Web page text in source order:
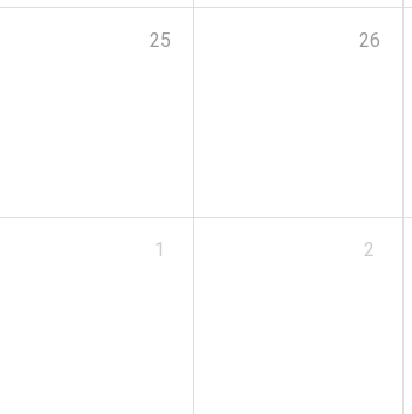
25 26
1 2